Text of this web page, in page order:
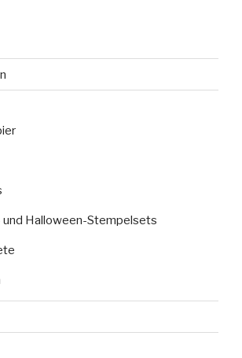
und Halloween-Stempelsets